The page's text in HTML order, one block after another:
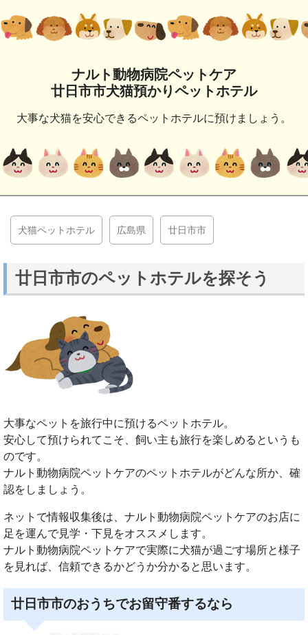
ナルト動物病院ペットケア
廿日市市犬猫預かりペットホテル
大事な犬猫を安心できるペットホテルに預けましょう。
犬猫ペットホテル 広島県 廿日市市
廿日市市のペットホテルを探そう
大事なペットを旅行中に預けるペットホテル。
安心して預けられてこそ、飼い主も旅行を楽しめるというも
のです。
ナルト動物病院ペットケアのペットホテルがどんな所か、確
認をしましょう。
ネットで情報収集後は、ナルト動物病院ペットケアのお店に
足を運んで見学・下見をオススメします。
ナルト動物病院ペットケアで実際に犬猫が過ごす場所と様子
を見れば、信頼できるかどうか分かると思います。
廿日市市のおうちでお留守番するなら